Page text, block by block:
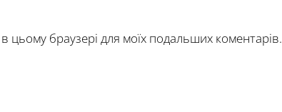
цьому браузері для моїх подальших коментарів.